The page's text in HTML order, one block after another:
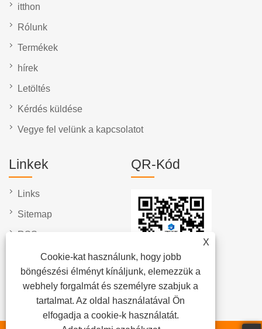
X
Cookie-kat használunk, hogy jobb
böngészési élményt kínáljunk, elemezzük a
webhely forgalmát és személyre szabjuk a
tartalmat. Az oldal használatával Ön
elfogadja a cookie-k használatát.
itthon
Rólunk
Termékek
hírek
Letöltés
Kérdés küldése
Vegye fel velünk a kapcsolatot
Linkek
Links
Sitemap
RSS
Adatvédelmi szabályzat
QR-Kód